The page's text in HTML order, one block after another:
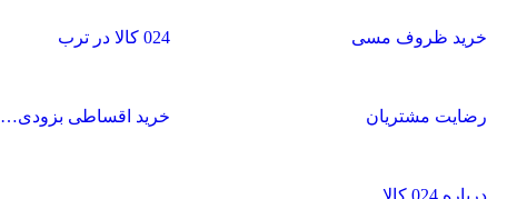
خرید ظروف مسی
رضایت مشتریان
024 کالا در ترب
خرید اقساطی بزودی…